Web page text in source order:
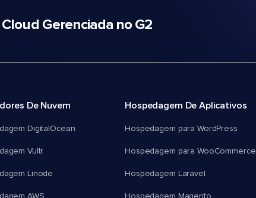
Gerenciada no G2
De Nuvem
DigitalOcean
Vultr
Linode
Hospedagem De Aplicativos
Hospedagem para WordPress
Hospedagem para WooCommerce
Hospedagem Laravel